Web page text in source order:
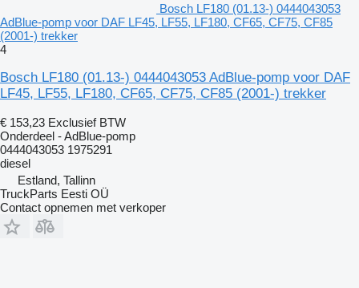
Bosch LF180 (01.13-) 0444043053
AdBlue-pomp voor DAF LF45, LF55, LF180, CF65, CF75, CF85
(2001-) trekker
4
Bosch LF180 (01.13-) 0444043053 AdBlue-pomp voor DAF
LF45, LF55, LF180, CF65, CF75, CF85 (2001-) trekker
€ 153,23 Exclusief BTW
Onderdeel - AdBlue-pomp
0444043053 1975291
diesel
Estland, Tallinn
TruckParts Eesti OÜ
Contact opnemen met verkoper